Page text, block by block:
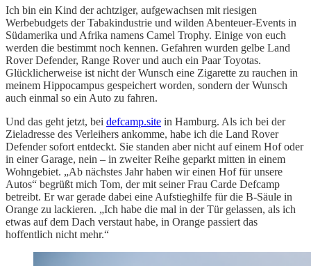
Ich bin ein Kind der achtziger, aufgewachsen mit riesigen
Werbebudgets der Tabakindustrie und wilden Abenteuer-Events in
Südamerika und Afrika namens Camel Trophy. Einige von euch
werden die bestimmt noch kennen. Gefahren wurden gelbe Land
Rover Defender, Range Rover und auch ein Paar Toyotas.
Glücklicherweise ist nicht der Wunsch eine Zigarette zu rauchen in
meinem Hippocampus gespeichert worden, sondern der Wunsch
auch einmal so ein Auto zu fahren.
Und das geht jetzt, bei defcamp.site in Hamburg. Als ich bei der
Zieladresse des Verleihers ankomme, habe ich die Land Rover
Defender sofort entdeckt. Sie standen aber nicht auf einem Hof oder
in einer Garage, nein – in zweiter Reihe geparkt mitten in einem
Wohngebiet. „Ab nächstes Jahr haben wir einen Hof für unsere
Autos“ begrüßt mich Tom, der mit seiner Frau Carde Defcamp
betreibt. Er war gerade dabei eine Aufstieghilfe für die B-Säule in
Orange zu lackieren. „Ich habe die mal in der Tür gelassen, als ich
etwas auf dem Dach verstaut habe, in Orange passiert das
hoffentlich nicht mehr.“